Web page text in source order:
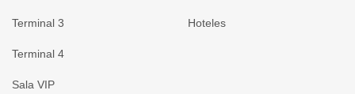
Terminal 3
Terminal 4
Sala VIP
Hoteles